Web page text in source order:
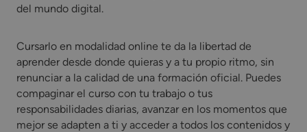
del mundo digital.
Cursarlo en modalidad online te da la libertad de
aprender desde donde quieras y a tu propio ritmo, sin
renunciar a la calidad de una formación oficial. Puedes
compaginar el curso con tu trabajo o tus
responsabilidades diarias, avanzar en los momentos que
mejor se adapten a ti y acceder a todos los contenidos y